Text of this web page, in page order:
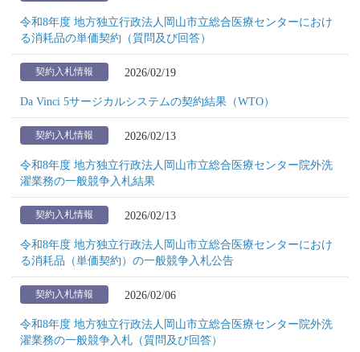
令和8年度 地方独立行政法人岡山市立総合医療センターにおけ
る消耗品の単価契約（質問及び回答）
契約入札情報 2026/02/19
Da Vinci 5サージカルシステムの契約結果（WTO）
契約入札情報 2026/02/13
令和8年度 地方独立行政法人岡山市立総合医療センター院外洗
濯業務の一般競争入札結果
契約入札情報 2026/02/13
令和8年度 地方独立行政法人岡山市立総合医療センターにおけ
る消耗品（単価契約）の一般競争入札公告
契約入札情報 2026/02/06
令和8年度 地方独立行政法人岡山市立総合医療センター院外洗
濯業務の一般競争入札（質問及び回答）